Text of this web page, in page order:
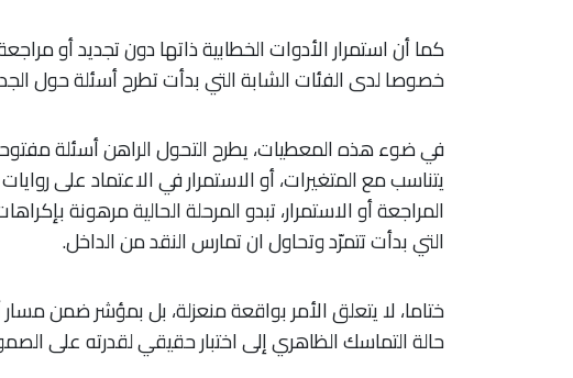
كما أن استمرار الأدوات الخطابية ذاتها دون تجديد أو
خصوصا لدى الفئات الشابة التي بدأت تطرح أسئلة حول
في ضوء هذه المعطيات، يطرح التحول الراهن أسئلة
يتناسب مع المتغيرات، أو الاستمرار في الاعتماد على
المراجعة أو الاستمرار، تبدو المرحلة الحالية مرهونة
التي بدأت تتمرّد وتحاول ان تمارس النقد من الداخل.
ختاما، لا يتعلق الأمر بواقعة منعزلة، بل بمؤشر ضمن مسار
حالة التماسك الظاهري إلى اختبار حقيقي لقدرته على